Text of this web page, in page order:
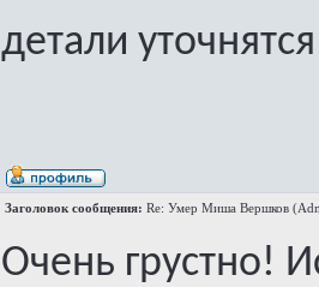
детали
Заголовок сообщения: Re: Умер Миша Вершков
Очень грустно!